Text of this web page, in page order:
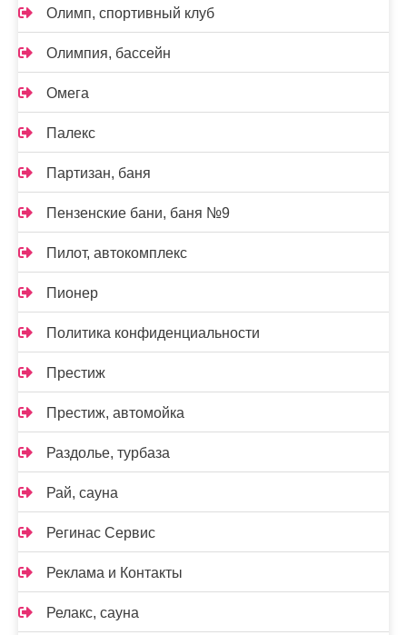
Олимп, спортивный клуб
Олимпия, бассейн
Омега
Палекс
Партизан, баня
Пензенские бани, баня №9
Пилот, автокомплекс
Пионер
Политика конфиденциальности
Престиж
Престиж, автомойка
Раздолье, турбаза
Рай, сауна
Регинас Сервис
Реклама и Контакты
Релакс, сауна